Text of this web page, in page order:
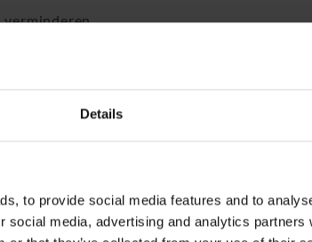
Details
to provide social media features and to
social media, advertising and analytics partners
verminderen
interessant voor bedrijven die
voor elke
hoogwaardige oplossingen voor